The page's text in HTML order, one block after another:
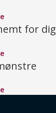
for dig